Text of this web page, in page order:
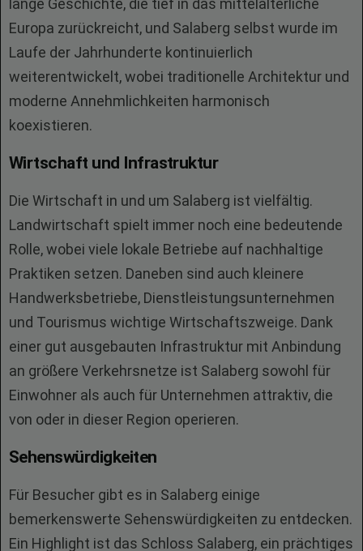
lange Geschichte, die tief in das mittelalterliche
Europa zurückreicht, und Salaberg selbst wurde im
Laufe der Jahrhunderte kontinuierlich
weiterentwickelt, wobei traditionelle Architektur und
moderne Annehmlichkeiten harmonisch
koexistieren.
Wirtschaft und Infrastruktur
Die Wirtschaft in und um Salaberg ist vielfältig.
Landwirtschaft spielt immer noch eine bedeutende
Rolle, wobei viele lokale Betriebe auf nachhaltige
Praktiken setzen. Daneben sind auch kleinere
Handwerksbetriebe, Dienstleistungsunternehmen
und Tourismus wichtige Wirtschaftszweige. Dank
einer gut ausgebauten Infrastruktur mit Anbindung
an größere Verkehrsnetze ist Salaberg sowohl für
Einwohner als auch für Unternehmen attraktiv, die
von oder in dieser Region operieren.
Sehenswürdigkeiten
Für Besucher gibt es in Salaberg einige
bemerkenswerte Sehenswürdigkeiten zu entdecken.
Ein Highlight ist das Schloss Salaberg, ein prächtiges